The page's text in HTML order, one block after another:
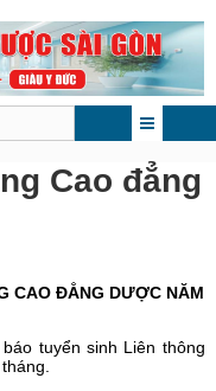
Cao đẳng
CAO ĐẲNG DƯỢC NĂM
tuyển sinh Liên thông